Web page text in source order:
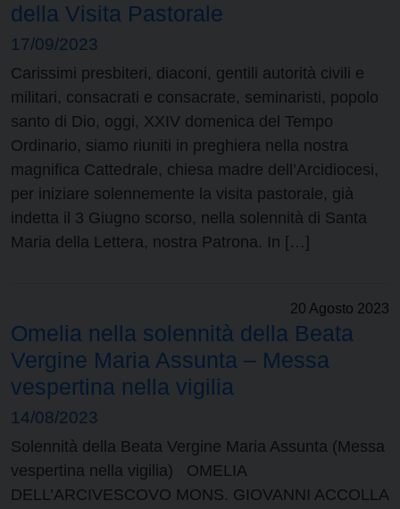
della Visita Pastorale
17/09/2023
Carissimi presbiteri, diaconi, gentili autorità civili e
militari, consacrati e consacrate, seminaristi, popolo
santo di Dio, oggi, XXIV domenica del Tempo
Ordinario, siamo riuniti in preghiera nella nostra
magnifica Cattedrale, chiesa madre dell’Arcidiocesi,
per iniziare solennemente la visita pastorale, già
indetta il 3 Giugno scorso, nella solennità di Santa
Maria della Lettera, nostra Patrona. In […]
20 Agosto 2023
Omelia nella solennità della Beata
Vergine Maria Assunta – Messa
vespertina nella vigilia
14/08/2023
Solennità della Beata Vergine Maria Assunta (Messa
vespertina nella vigilia) OMELIA
DELL’ARCIVESCOVO MONS. GIOVANNI ACCOLLA